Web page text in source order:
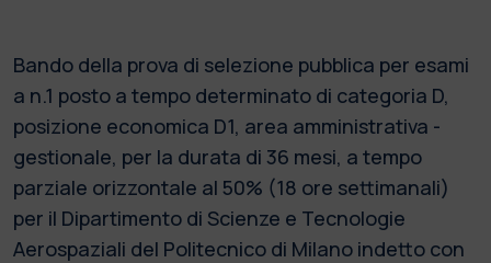
Bando della prova di selezione pubblica per esami
a n.1 posto a tempo determinato di categoria D,
posizione economica D1, area amministrativa -
gestionale, per la durata di 36 mesi, a tempo
parziale orizzontale al 50% (18 ore settimanali)
per il Dipartimento di Scienze e Tecnologie
Aerospaziali del Politecnico di Milano indetto con